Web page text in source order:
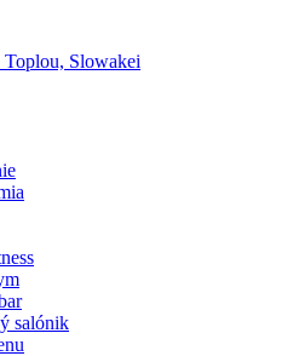
Slowakei
salónik